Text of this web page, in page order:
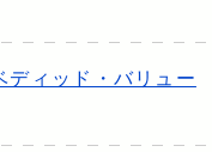
ィッド・バリュー